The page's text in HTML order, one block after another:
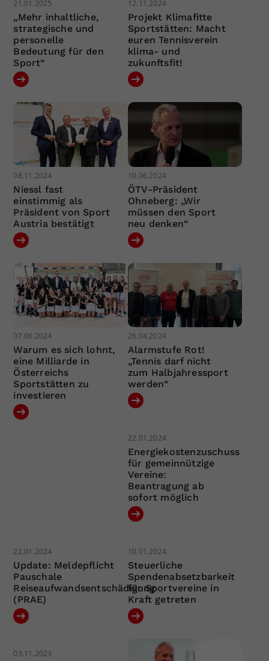
21.01.2025
„Mehr inhaltliche,
strategische und
personelle
Bedeutung für den
Sport“
12.11.2024
Projekt Klimafitte
Sportstätten: Macht
euren Tennisverein
klima- und
zukunftsfit!
08.11.2024
Niessl fast
einstimmig als
Präsident von Sport
Austria bestätigt
10.06.2024
ÖTV-Präsident
Ohneberg: „Wir
müssen den Sport
neu denken“
07.06.2024
Warum es sich lohnt,
eine Milliarde in
Österreichs
Sportstätten zu
investieren
26.04.2024
Alarmstufe Rot!
„Tennis darf nicht
zum Halbjahressport
werden“
22.01.2024
Energiekostenzuschuss
für gemeinnützige
Vereine:
Beantragung ab
sofort möglich
22.01.2024
Update: Meldepflicht
Pauschale
Reiseaufwandsentschädigung
(PRAE)
10.01.2024
Steuerliche
Spendenabsetzbarkeit
für Sportvereine in
Kraft getreten
03.11.2023